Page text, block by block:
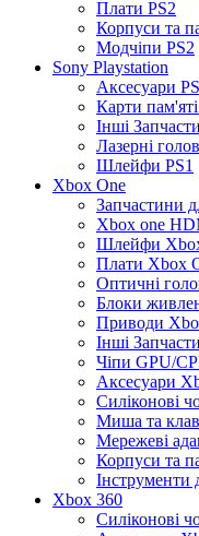
Плати PS2
Корпуси та
Модчіпи PS2
Sony Playstation
Аксесуари
Карти пам'яті
Інші
Лазерні
Шлейфи PS1
Xbox One
Запчастини
Xbox one
Шлейфи
Плати Xbox
Оптичні
Блоки
Приводи
Інші
Чіпи GPU/
Аксесуари
Силіконові
Миша та
Мережеві
Корпуси та
Інструменти
Xbox 360
Силіконові